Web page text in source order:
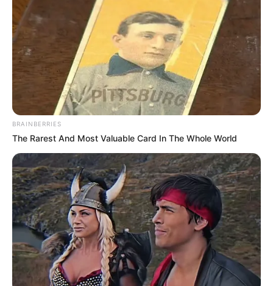
Os rendimentos das duas categorias está dobrando de valor,
devido aos reflexos do reajuste nas demais vantagens dos
agentes.
Desde 2006 que as duas categorias tentam aprovarum Piso
Salarial Nacional em valor equivalente a 2 salários mínimos,
contudo, nunca consegui devido a interferência do Governo
Federal, que fez de tudo para impedir. Em 2014, após grande
esforço dos agentes comunitários e de combate às endemias, foi
aprovado um Piso, por metade do valor que pretendiam, de sobra,
ainda foi congelado por quase 5 anos pelo Governo Federal.
BRAINBERRIES
The Rarest And Most Valuable Card In The Whole World